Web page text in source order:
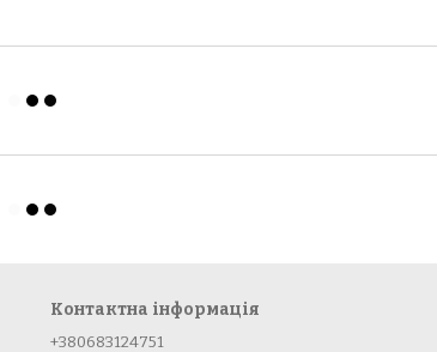
Контактна інформація
+380683124751